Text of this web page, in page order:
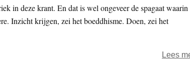
in deze krant. En dat is wel ongeveer de spagaat
Inzicht krijgen, zei het boeddhisme. Doen, zei het
Lees